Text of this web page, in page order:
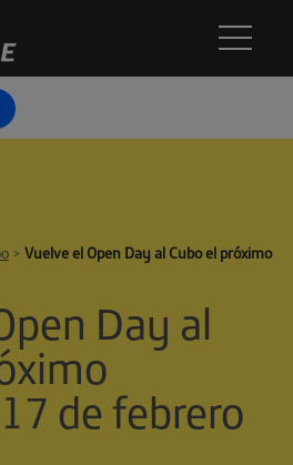
> Vuelve el Open Day al Cubo el próximo
Day al
de febrero